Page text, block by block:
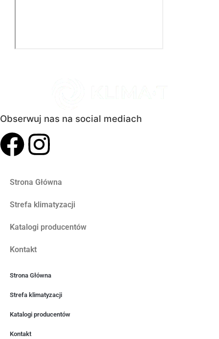
Obserwuj nas na social mediach
Strona Główna
Strefa klimatyzacji
Katalogi producentów
Kontakt
Strona Główna
Strefa klimatyzacji
Katalogi producentów
Kontakt